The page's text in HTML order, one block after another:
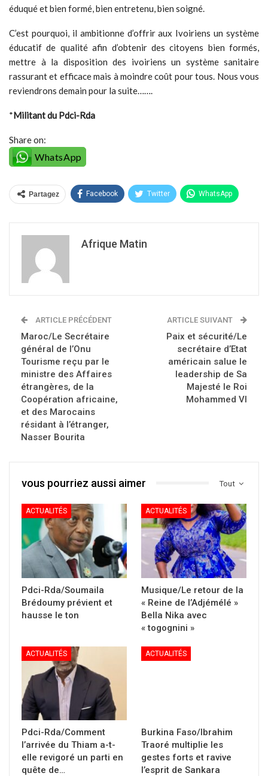
éduqué et bien formé, bien entretenu, bien soigné.
C’est pourquoi, il ambitionne d’offrir aux Ivoiriens un système
éducatif de qualité afin d’obtenir des citoyens bien formés,
mettre à la disposition des ivoiriens un système sanitaire
rassurant et efficace mais à moindre coût pour tous. Nous vous
reviendrons demain pour la suite…….
*Militant du Pdci-Rda
Share on:
WhatsApp
Partagez Facebook Twitter WhatsApp
Afrique Matin
ARTICLE PRÉCÉDENT
Maroc/Le Secrétaire
général de l’Onu
Tourisme reçu par le
ministre des Affaires
étrangères, de la
Coopération africaine,
et des Marocains
résidant à l’étranger,
Nasser Bourita
ARTICLE SUIVANT
Paix et sécurité/Le
secrétaire d’Etat
américain salue le
leadership de Sa
Majesté le Roi
Mohammed VI
Tout
vous pourriez aussi aimer
ACTUALITÉS
Pdci-Rda/Soumaila
Brédoumy prévient et
hausse le ton
ACTUALITÉS
Musique/Le retour de la
« Reine de l’Adjémélé »
Bella Nika avec
« togognini »
ACTUALITÉS
Pdci-Rda/Comment
l’arrivée du Thiam a-t-
elle revigoré un parti en
quête de…
ACTUALITÉS
Burkina Faso/Ibrahim
Traoré multiplie les
gestes forts et ravive
l’esprit de Sankara